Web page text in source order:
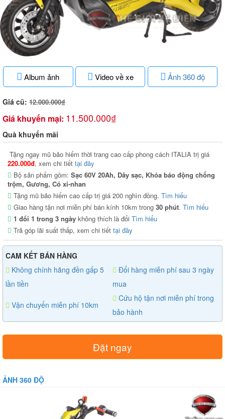
Album ảnh Video về xe Ảnh 360 độ
Giá cũ: 12.000.000₫
Giá khuyến mại: 11.500.000₫
Quà khuyến mãi
Tặng ngay mũ bảo hiểm thời trang cao cấp phong cách ITALIA trị giá
220.000đ, xem chi tiết tại đây
Bộ sản phẩm gồm: Sạc 60V 20Ah, Dây sạc, Khóa báo động chống
trộm, Gương, Có xi-nhan
Tặng mũ bảo hiểm cao cấp trị giá 200 nghìn đồng. Tìm hiểu
Giao hàng tận nơi miễn phí bán kính 10km trong 30 phút. Tìm hiểu
1 đổi 1 trong 3 ngày không thích là đổi Tìm hiểu
Trả góp lãi suất thấp, xem chi tiết tại đây
CAM KẾT BÁN HÀNG
Không chính hãng đền gấp 5
lần tiền
Đổi hàng miễn phí sau 3 ngày
mua
Vận chuyển miễn phí 10km
Cứu hộ tận nơi miễn phí trong
bảo hành
Đặt ngay
ẢNH 360 ĐỘ